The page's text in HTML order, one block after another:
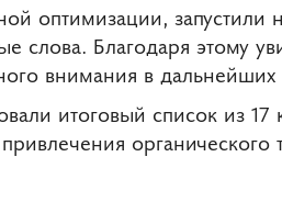
оптимизации, запустили
слова. Благодаря этому
внимания в дальнейших
итоговый список из 17
органического